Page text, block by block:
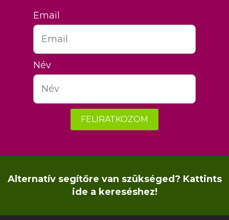
Email
Név
FELIRATKOZOM
Alternatív segítőre van szükséged? Kattints
ide a kereséshez!